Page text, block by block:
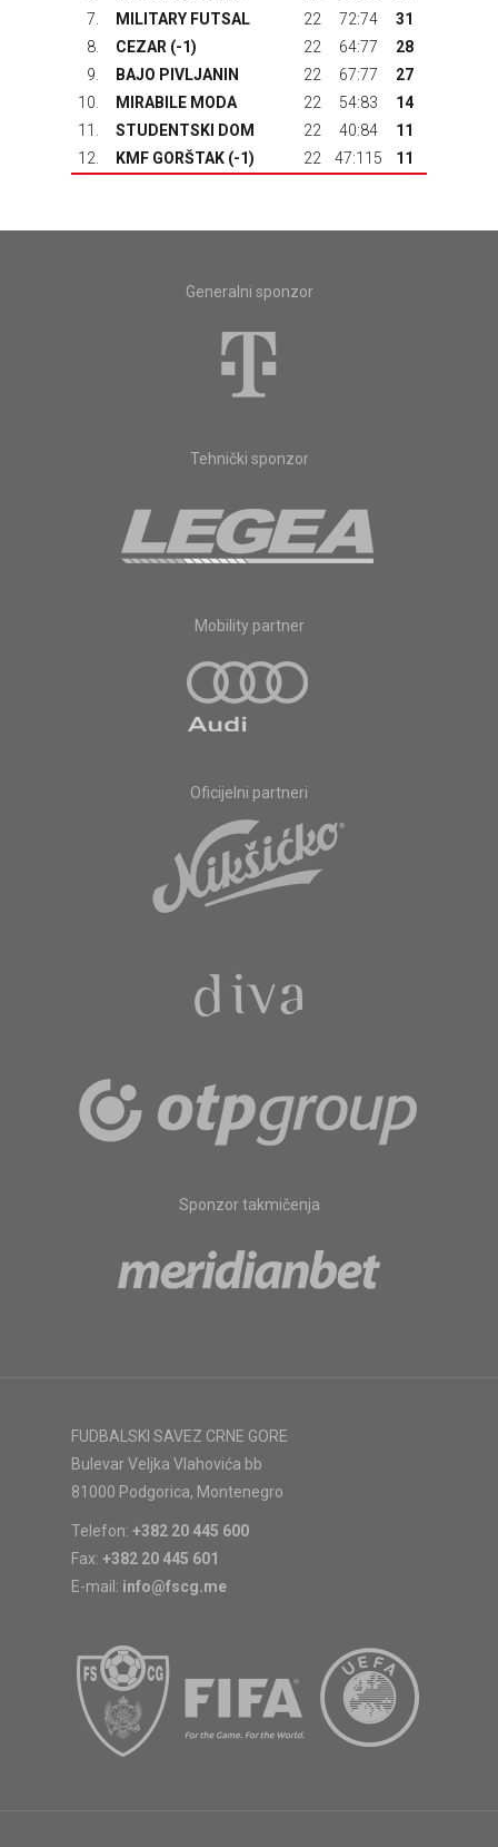
7.
MILITARY FUTSAL 22 72:74
31
8.
CEZAR (-1) 22 64:77
28
9.
BAJO PIVLJANIN 22 67:77
27
10.
MIRABILE MODA 22 54:83
14
11.
STUDENTSKI DOM 22 40:84
11
12.
KMF GORŠTAK (-1) 22 47:115 11
Generalni sponzor
Tehnički sponzor
Mobility partner
Oficijelni partneri
Sponzor takmičenja
FUDBALSKI SAVEZ CRNE GORE
Bulevar Veljka Vlahovića bb
81000 Podgorica, Montenegro
Telefon: +382 20 445 600
Fax: +382 20 445 601
E-mail: info@fscg.me